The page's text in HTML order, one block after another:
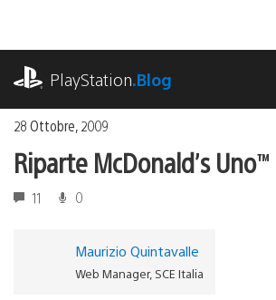
contenuto
PlayStation.Blog
28 Ottobre, 2009
Riparte McDonald’s
11 0
Maurizio Quintavalle
Web Manager, SCE Italia